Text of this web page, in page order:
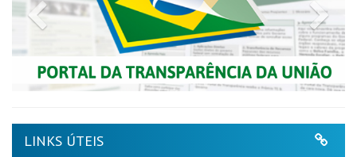
Previous
LINKS ÚTEIS